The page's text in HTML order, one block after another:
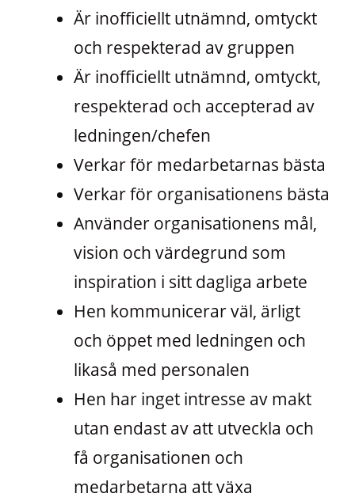
Är inofficiellt utnämnd, omtyckt
och respekterad av gruppen
Är inofficiellt utnämnd, omtyckt,
respekterad och accepterad av
ledningen/chefen
Verkar för medarbetarnas bästa
Verkar för organisationens bästa
Använder organisationens mål,
vision och värdegrund som
inspiration i sitt dagliga arbete
Hen kommunicerar väl, ärligt
och öppet med ledningen och
likaså med personalen
Hen har inget intresse av makt
utan endast av att utveckla och
få organisationen och
medarbetarna att växa